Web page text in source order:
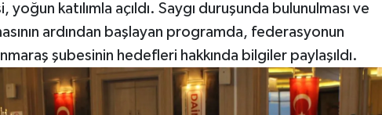
yoğun katılımla açıldı. Saygı duruşunda bulunulması ve
ardından başlayan programda, federasyonun
şubesinin hedefleri hakkında bilgiler paylaşıldı.